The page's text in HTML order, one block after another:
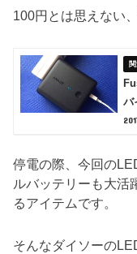
100円とは思えない
バ
停電の際、今回の
ルバッテリーも大活
るアイテムです。
そんなダイソーの